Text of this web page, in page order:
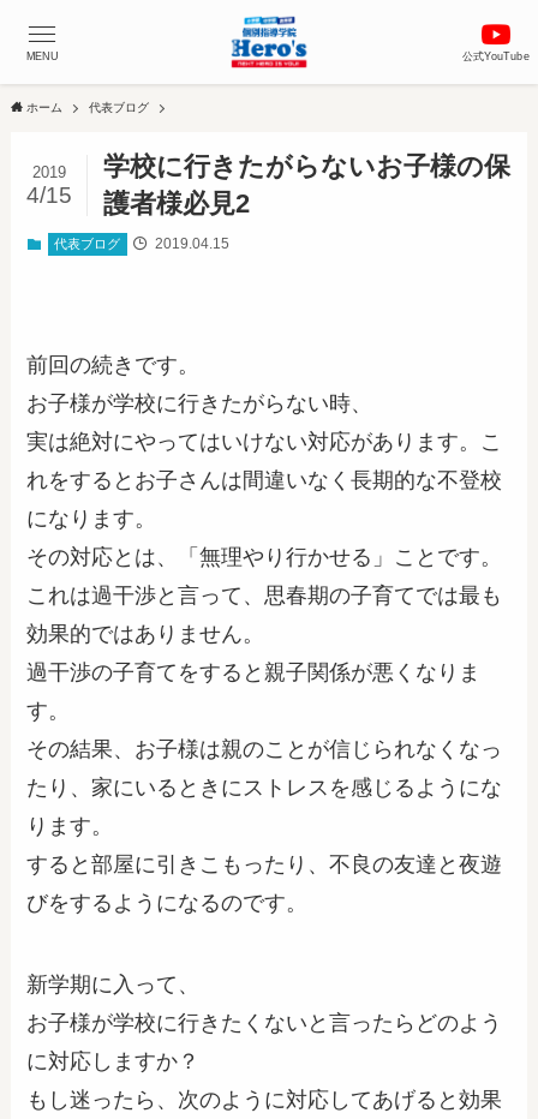
公式YouTube
MENU
ホーム 代表ブログ
学校に行きたがらないお子様の保
護者様必見2
2019
4/15
代表ブログ 2019.04.15
前回の続きです。
お子様が学校に行きたがらない時、
実は絶対にやってはいけない対応があります。こ
れをするとお子さんは間違いなく長期的な不登校
になります。
その対応とは、「無理やり行かせる」ことです。
これは過干渉と言って、思春期の子育てでは最も
効果的ではありません。
過干渉の子育てをすると親子関係が悪くなりま
す。
その結果、お子様は親のことが信じられなくなっ
たり、家にいるときにストレスを感じるようにな
ります。
すると部屋に引きこもったり、不良の友達と夜遊
びをするようになるのです。
新学期に入って、
お子様が学校に行きたくないと言ったらどのよう
に対応しますか？
もし迷ったら、次のように対応してあげると効果